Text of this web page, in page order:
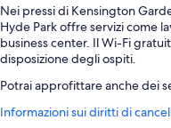
Nei pressi di Kensington
Hyde Park offre servizi come
business center. Il Wi-Fi
disposizione degli ospiti.
Potrai approfittare anche dei
La colazione all'inglese (a
Informazioni sui diritti di